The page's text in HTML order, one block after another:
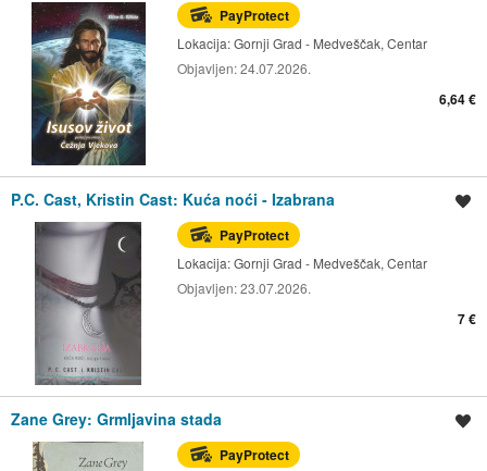
PayProtect
Lokacija:Gornji Grad - Medveščak, Centar
Objavljen:24.07.2026.
6,64 €
P.C. Cast, Kristin Cast: Kuća noći - Izabrana
PayProtect
Lokacija:Gornji Grad - Medveščak, Centar
Objavljen:23.07.2026.
7 €
Zane Grey: Grmljavina stada
PayProtect